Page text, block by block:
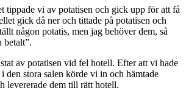
tippade vi av potatisen och gick upp för att få
gick då ner och tittade på potatisen och
någon potatis, men jag behöver dem, så
betalt”.
av potatisen vid fel hotell. Efter att vi hade
den stora salen körde vi in och hämtade
levererade dem till rätt hotell.